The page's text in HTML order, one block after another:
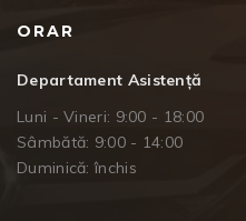
ORAR
Departament Asistență
Luni - Vineri: 9:00 - 18:00
Sâmbătă: 9:00 - 14:00
Duminică: închis